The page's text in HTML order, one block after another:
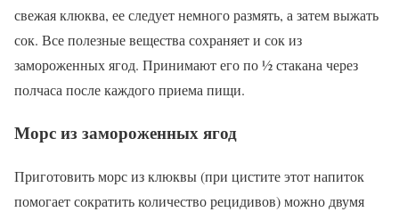
свежая клюква, ее следует немного размять, а затем выжать
сок. Все полезные вещества сохраняет и сок из
замороженных ягод. Принимают его по ½ стакана через
полчаса после каждого приема пищи.
Морс из замороженных ягод
Приготовить морс из клюквы (при цистите этот напиток
помогает сократить количество рецидивов) можно двумя